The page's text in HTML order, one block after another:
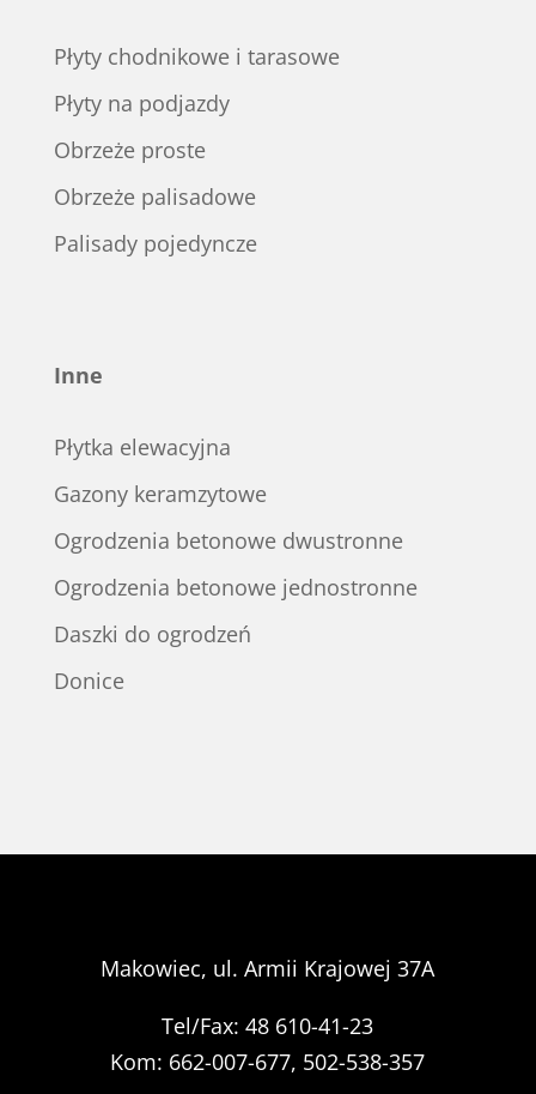
Płyty chodnikowe i tarasowe
Płyty na podjazdy
Obrzeże proste
Obrzeże palisadowe
Palisady pojedyncze
Inne
Płytka elewacyjna
Gazony keramzytowe
Ogrodzenia betonowe dwustronne
Ogrodzenia betonowe jednostronne
Daszki do ogrodzeń
Donice
Makowiec, ul. Armii Krajowej 37A
Tel/Fax: 48 610-41-23
Kom: 662-007-677, 502-538-357